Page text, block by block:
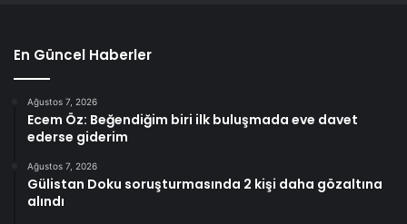
En Güncel Haberler
Ağustos 7, 2026
Ecem Öz: Beğendiğim biri ilk buluşmada eve davet
ederse giderim
Ağustos 7, 2026
Gülistan Doku soruşturmasında 2 kişi daha gözaltına
alındı